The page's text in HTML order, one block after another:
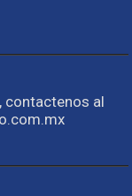
contactenos al